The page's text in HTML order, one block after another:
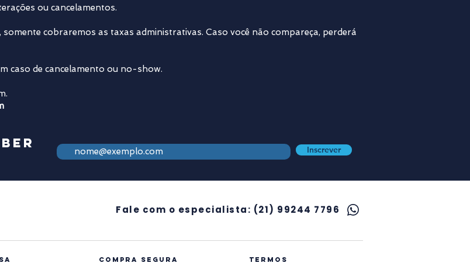
ou cancelamentos.
cobraremos as taxas administrativas. Caso você não compareça, perderá
caso de cancelamento ou no-show.
Inscrever
Fale com o especialista: (21) 99244 7796
compra segura termos